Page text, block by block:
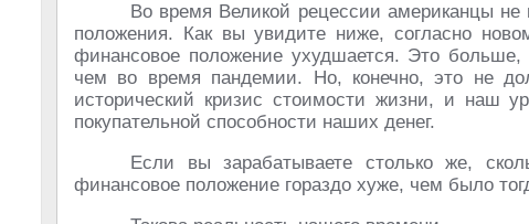
Во время Великой рецессии американцы не
положения. Как вы увидите ниже, согласно
финансовое положение ухудшается. Это
чем во время пандемии. Но, конечно, это не
исторический кризис стоимости жизни, и наш
покупательной способности наших денег.
Если вы зарабатываете столько же,
финансовое положение гораздо хуже, чем было